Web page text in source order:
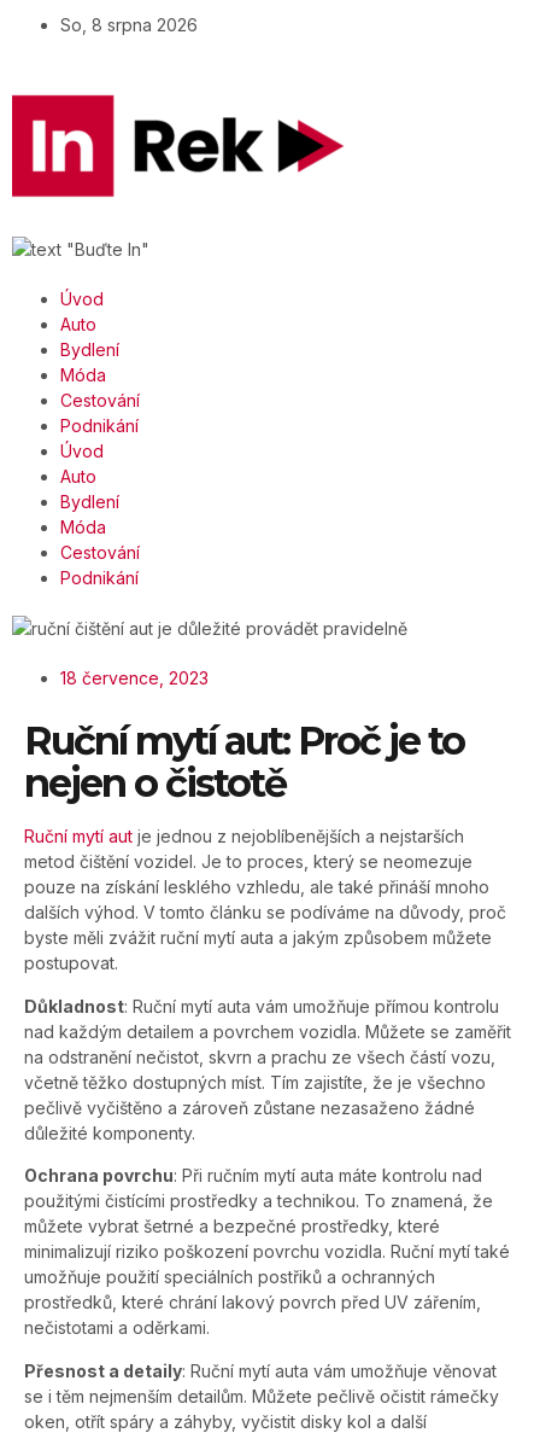
So, 8 srpna 2026
Úvod
Auto
Bydlení
Móda
Cestování
Podnikání
Úvod
Auto
Bydlení
Móda
Cestování
Podnikání
18 července, 2023
Ruční mytí aut: Proč je to
nejen o čistotě
Ruční mytí aut je jednou z nejoblíbenějších a nejstarších
metod čištění vozidel. Je to proces, který se neomezuje
pouze na získání lesklého vzhledu, ale také přináší mnoho
dalších výhod. V tomto článku se podíváme na důvody, proč
byste měli zvážit ruční mytí auta a jakým způsobem můžete
postupovat.
Důkladnost: Ruční mytí auta vám umožňuje přímou kontrolu
nad každým detailem a povrchem vozidla. Můžete se zaměřit
na odstranění nečistot, skvrn a prachu ze všech částí vozu,
včetně těžko dostupných míst. Tím zajistíte, že je všechno
pečlivě vyčištěno a zároveň zůstane nezasaženo žádné
důležité komponenty.
Ochrana povrchu: Při ručním mytí auta máte kontrolu nad
použitými čistícími prostředky a technikou. To znamená, že
můžete vybrat šetrné a bezpečné prostředky, které
minimalizují riziko poškození povrchu vozidla. Ruční mytí také
umožňuje použití speciálních postřiků a ochranných
prostředků, které chrání lakový povrch před UV zářením,
nečistotami a oděrkami.
Přesnost a detaily: Ruční mytí auta vám umožňuje věnovat
se i těm nejmenším detailům. Můžete pečlivě očistit rámečky
oken, otřít spáry a záhyby, vyčistit disky kol a další